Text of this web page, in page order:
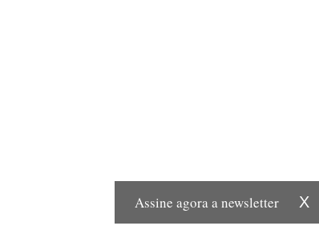
X
Assine agora a newsletter